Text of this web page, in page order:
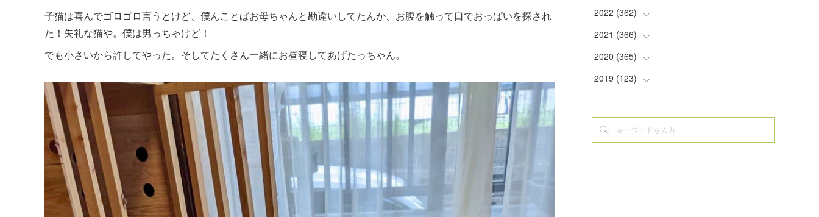
子猫は喜んでゴロゴロ言うとけど、僕んことばお母ちゃんと勘違いしてたんか、お腹を触って口でおっぱいを探され
た！失礼な猫や。僕は男っちゃけど！
でも小さいから許してやった。そしてたくさん一緒にお昼寝してあげたっちゃん。
(5)
(3)
(7)
(9)
(1)
(1)
(5)
(6)
(7)
(11)
(11)
(22)
(31)
(30)
(31)
(31)
(30)
(31)
(30)
(31)
(30)
2022 (362)
(30)
(30)
(30)
(30)
(31)
2021 (366)
(31)
(30)
(30)
(31)
2020 (365)
(31)
(31)
(30)
2019 (123)
(35)
(34)